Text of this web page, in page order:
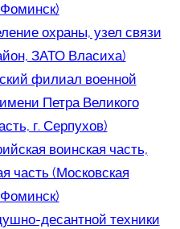
охраны, узел связи
ЗАТО Власиха)
филиал военной
Петра Великого
г. Серпухов)
воинская часть,
часть (Московская
десантной техники